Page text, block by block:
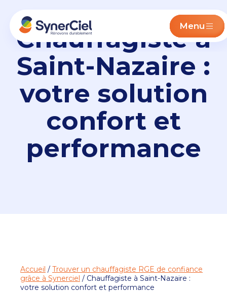
Menu
Chauffagiste à
Saint-Nazaire :
votre solution
confort et
performance
Accueil / Trouver un chauffagiste RGE de confiance
grâce à Synerciel / Chauffagiste à Saint-Nazaire :
votre solution confort et performance